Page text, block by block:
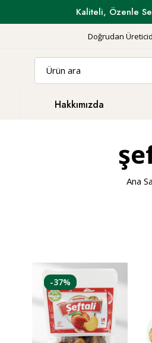
Kaliteli, Özenle
Doğrudan
Hakkımızda
Ana
-37%